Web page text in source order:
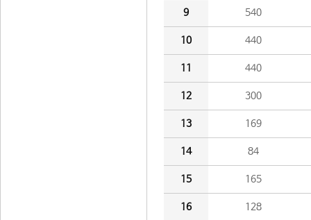
9 540
10 440
11 440
12 300
13 169
14 84
15 165
16 128